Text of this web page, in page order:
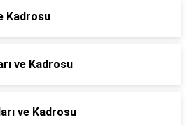
Kadrosu
ve Kadrosu
ve Kadrosu